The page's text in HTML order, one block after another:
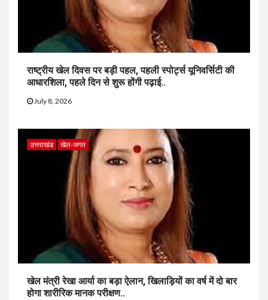
राष्ट्रीय खेल दिवस पर बड़ी पहल, पहली स्पोर्ट्स यूनिवर्सिटी की
आधारशिला, पहले दिन से शुरू होंगी पढ़ाई..
July 8, 2026
उत्तराखंड खेल-जगत
खेल मंत्री रेखा आर्या का बड़ा ऐलान, खिलाड़ियों का वर्ष में दो बार
होगा शारीरिक मानक परीक्षण..